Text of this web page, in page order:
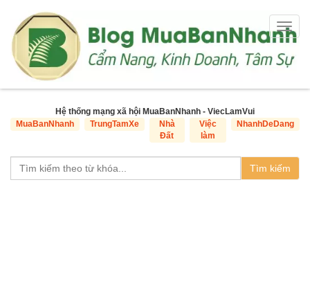
Hệ thống mạng xã hội MuaBanNhanh - ViecLamVui
MuaBanNhanh
TrungTamXe
Nhà
Đất
Việc
làm
NhanhDeDang
Tìm kiếm